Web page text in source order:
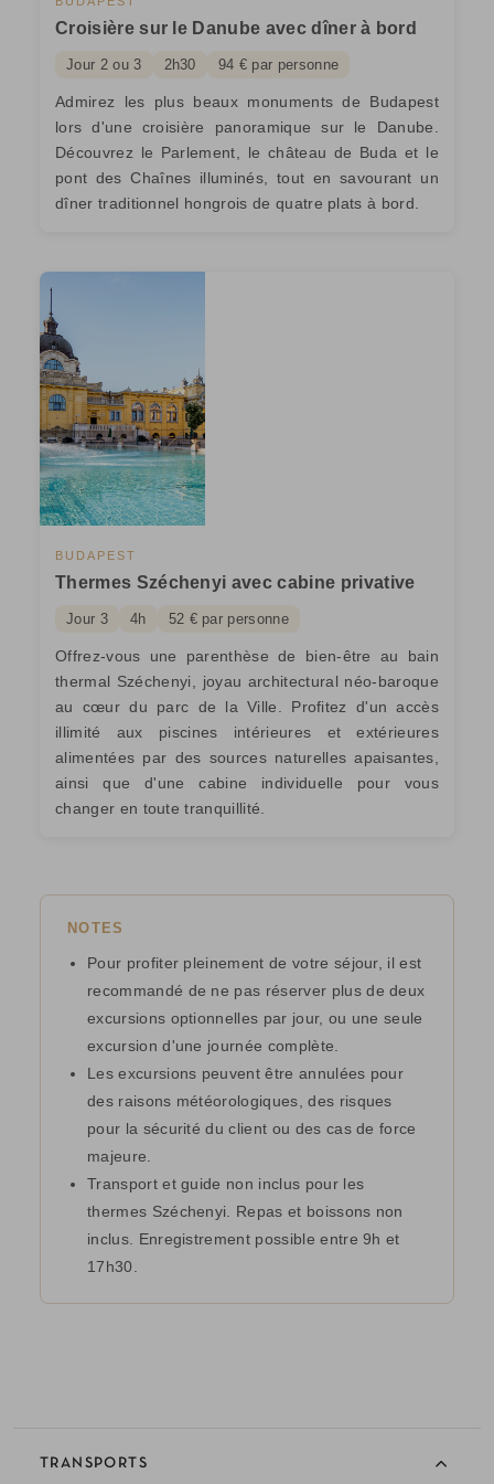
Croisière sur le Danube avec dîner à bord
Jour 2 ou 3 2h30 94 € par personne
Admirez les plus beaux monuments de Budapest
lors d'une croisière panoramique sur le Danube.
Découvrez le Parlement, le château de Buda et le
pont des Chaînes illuminés, tout en savourant un
dîner traditionnel hongrois de quatre plats à bord.
BUDAPEST
Thermes Széchenyi avec cabine privative
Jour 3 4h 52 € par personne
Offrez-vous une parenthèse de bien-être au bain
thermal Széchenyi, joyau architectural néo-baroque
au cœur du parc de la Ville. Profitez d'un accès
illimité aux piscines intérieures et extérieures
alimentées par des sources naturelles apaisantes,
ainsi que d'une cabine individuelle pour vous
changer en toute tranquillité.
NOTES
Pour profiter pleinement de votre séjour, il est
recommandé de ne pas réserver plus de deux
excursions optionnelles par jour, ou une seule
excursion d'une journée complète.
Les excursions peuvent être annulées pour
des raisons météorologiques, des risques
pour la sécurité du client ou des cas de force
majeure.
Transport et guide non inclus pour les
thermes Széchenyi. Repas et boissons non
inclus. Enregistrement possible entre 9h et
17h30.
TRANSPORTS